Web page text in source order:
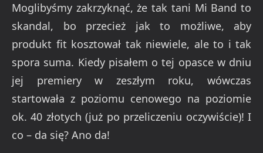
Moglibyśmy zakrzyknąć, że tak tani Mi Band to
skandal, bo przecież jak to możliwe, aby
produkt fit kosztował tak niewiele, ale to i tak
spora suma. Kiedy pisałem o tej opasce w dniu
jej premiery w zeszłym roku, wówczas
startowała z poziomu cenowego na poziomie
ok. 40 złotych (już po przeliczeniu oczywiście)! I
co – da się? Ano da!